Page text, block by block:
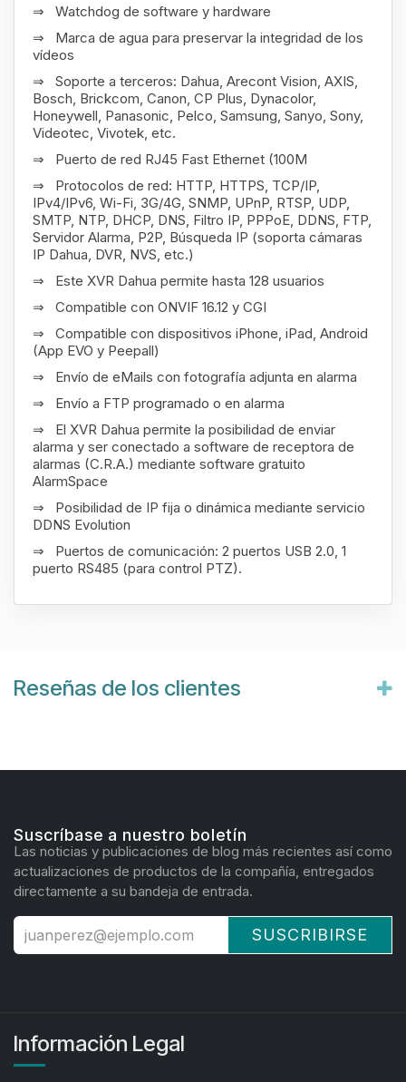
⇒ Watchdog de software y hardware
⇒ Marca de agua para preservar la integridad de los
vídeos
⇒ Soporte a terceros: Dahua, Arecont Vision, AXIS,
Bosch, Brickcom, Canon, CP Plus, Dynacolor,
Honeywell, Panasonic, Pelco, Samsung, Sanyo, Sony,
Videotec, Vivotek, etc.
⇒ Puerto de red RJ45 Fast Ethernet (100M
⇒ Protocolos de red: HTTP, HTTPS, TCP/IP,
IPv4/IPv6, Wi-Fi, 3G/4G, SNMP, UPnP, RTSP, UDP,
SMTP, NTP, DHCP, DNS, Filtro IP, PPPoE, DDNS, FTP,
Servidor Alarma, P2P, Búsqueda IP (soporta cámaras
IP Dahua, DVR, NVS, etc.)
⇒ Este XVR Dahua permite hasta 128 usuarios
⇒ Compatible con ONVIF 16.12 y CGI
⇒ Compatible con dispositivos iPhone, iPad, Android
(App EVO y Peepall)
⇒ Envío de eMails con fotografía adjunta en alarma
⇒ Envío a FTP programado o en alarma
⇒ El XVR Dahua permite la posibilidad de enviar
alarma y ser conectado a software de receptora de
alarmas (C.R.A.) mediante software gratuito
AlarmSpace
⇒ Posibilidad de IP fija o dinámica mediante servicio
DDNS Evolution
⇒ Puertos de comunicación: 2 puertos USB 2.0, 1
puerto RS485 (para control PTZ).
Reseñas de los clientes
Suscríbase a nuestro boletín
Las noticias y publicaciones de blog más recientes así como
actualizaciones de productos de la compañía, entregados
directamente a su bandeja de entrada.
SUSCRIBIRSE
Información Legal